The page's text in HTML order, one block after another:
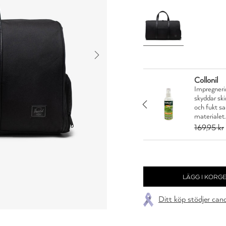
som den vårdar
kr
Collonil
skyddar
och fukt
materialet.
169,95 kr
Ditt köp stödjer